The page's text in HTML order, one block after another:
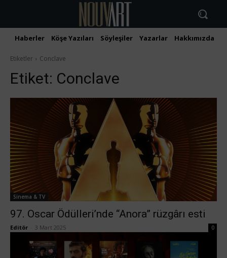
Haberler Köşe Yazıları Söyleşiler Yazarlar Hakkımızda
Etiketler Conclave
Etiket: Conclave
Sinema & TV
97. Oscar Ödülleri’nde “Anora” rüzgârı esti
Editör 3 Mart 2025 0